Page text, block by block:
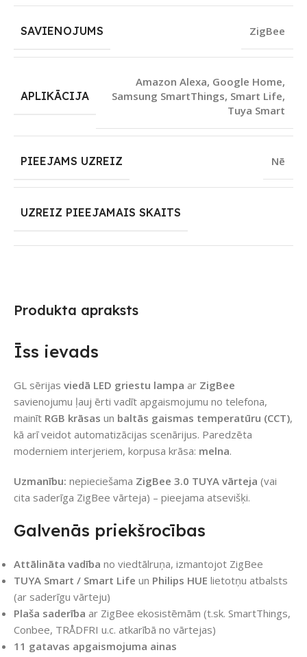
Produkta apraksts
Īss ievads
GL sērijas viedā LED griestu lampa ar ZigBee
savienojumu ļauj ērti vadīt apgaismojumu no telefona,
mainīt RGB krāsas un baltās gaismas temperatūru (CCT),
kā arī veidot automatizācijas scenārijus. Paredzēta
moderniem interjeriem, korpusa krāsa: melna.
Uzmanību: nepieciešama ZigBee 3.0 TUYA vārteja (vai
cita saderīga ZigBee vārteja) – pieejama atsevišķi.
Galvenās priekšrocības
Attālināta vadība no viedtālruņa, izmantojot ZigBee
TUYA Smart / Smart Life un Philips HUE lietotņu atbalsts
(ar saderīgu vārteju)
Plaša saderība ar ZigBee ekosistēmām (t.sk. SmartThings,
Conbee, TRÅDFRI u.c. atkarībā no vārtejas)
11 gatavas apgaismojuma ainas
SAVIENOJUMS ZigBee
APLIKĀCIJA
Amazon Alexa, Google Home,
Samsung SmartThings, Smart Life,
Tuya Smart
PIEEJAMS UZREIZ Nē
UZREIZ PIEEJAMAIS SKAITS